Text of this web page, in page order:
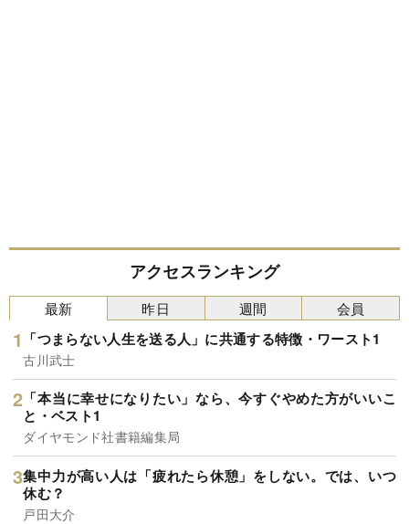
アクセスランキング
最新
「つまらない人生を送る人」に共通する特徴・ワースト1
古川武士
「本当に幸せになりたい」なら、今すぐやめた方がいいこ
と・ベスト1
ダイヤモンド社書籍編集局
集中力が高い人は「疲れたら休憩」をしない。では、いつ
休む？
戸田大介
昨日 週間 会員